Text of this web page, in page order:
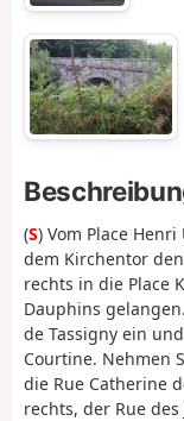
(S) Vom Place
dem Kirchentor
rechts in die Place
Dauphins
de Tassigny ein
Courtine. Nehmen
die Rue Catherine
rechts, der Rue des